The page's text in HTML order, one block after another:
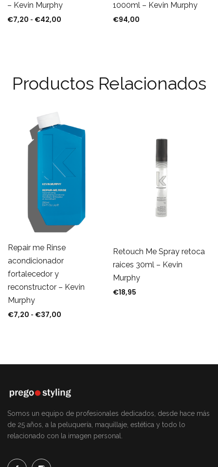
– Kevin Murphy
€7,20 - €42,00 Rango de precios: desde €7,20 hasta €42,00
1000ml – Kevin Murphy
€94,00
Productos Relacionados
Repair me Rinse
acondicionador
fortalecedor y
reconstructor – Kevin
Murphy
€7,20 - €37,00Rango de precios: desde €7,20 hasta €37,00
Retouch Me Spray retoca
raices 30ml – Kevin
Murphy
€18,95
Somos un equipo de profesionales dedicados, desde hace más
de 25 años, a la peluquería, maquillaje, estética y todo lo
relacionado con la imagen personal.